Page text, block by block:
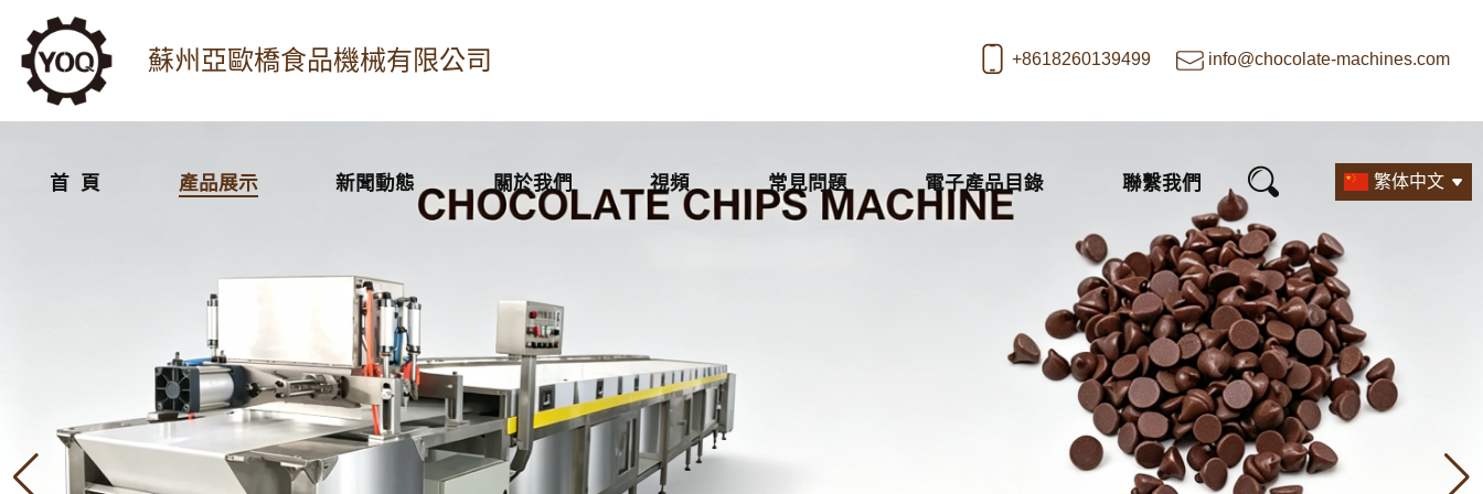
蘇州亞歐橋食品機械有限公司 +8618260139499 info@chocolate-machines.com
首 頁 產品展示 新聞動態 關於我們 視頻 常見問題 電子產品目錄 聯繫我們 繁体中文